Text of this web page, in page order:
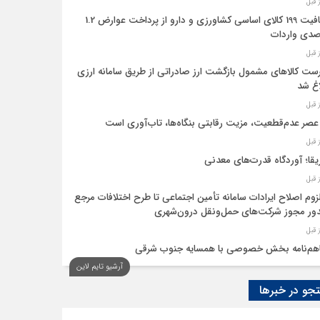
معافیت 199 کالای اساسی کشاورزی و دارو از پرداخت عوارض 1.2
واردات
کالاهای مشمول بازگشت ارز صادراتی از طریق سامانه ارزی
شد
عصر عدم‌قطعیت، مزیت رقابتی بنگاه‌ها، تاب‌آوری است
آوردگاه قدرت‌های معدنی
اصلاح ایرادات سامانه تأمین اجتماعی تا طرح اختلافات مرجع
مجوز شرکت‌های حمل‌ونقل درون‌شهری
بخش خصوصی با همسایه جنوب شرقی
اقتصاد‌ها از هوش مصنوعی
آرشیو تایم لاین
در خبرها